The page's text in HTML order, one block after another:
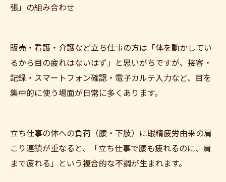
張」の組み合わせ
販売・看護・介護など立ち仕事の方は「体を動かしてい
るから目の疲れはないはず」と思いがちですが、接客・
記録・スマートフォン確認・電子カルテ入力など、目を
集中的に使う場面が日常に多くあります。
立ち仕事の体への負荷（腰・下肢）に眼精疲労由来の肩
こり連鎖が重なると、「立ち仕事で腰も疲れるのに、肩
まで疲れる」という複合的な不調が生まれます。